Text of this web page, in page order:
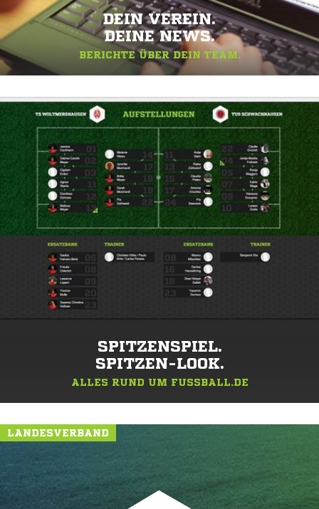
DEIN VEREIN.
DEINE NEWS.
BERICHTE ÜBER DEIN TEAM.
SPITZENSPIEL.
SPITZEN-LOOK.
ALLES RUND UM FUSSBALL.DE
LANDESVERBAND